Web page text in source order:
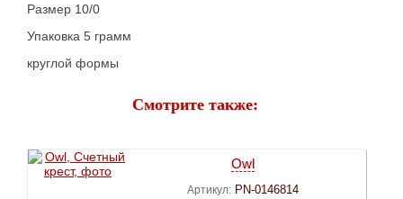
Размер 10/0
Упаковка 5 грамм
круглой формы
Смотрите также:
Owl
Артикул: PN-0146814